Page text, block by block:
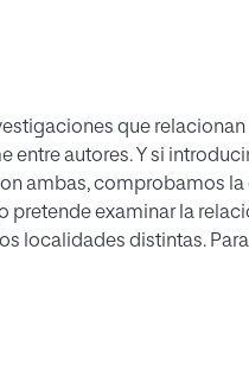
que
entre autores. Y si
ambas, comprobamos
pretende examinar la
localidades distintas.
leve entre el conjunto
la relación entre